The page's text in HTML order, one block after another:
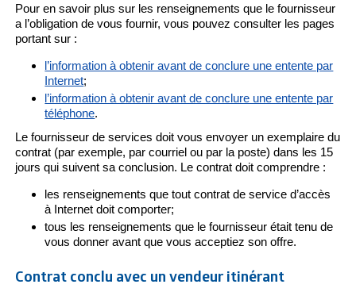
Pour en savoir plus sur les renseignements que le fournisseur
a l’obligation de vous fournir, vous pouvez consulter les pages
portant sur :
l’information à obtenir avant de conclure une entente par
Internet;
l’information à obtenir avant de conclure une entente par
téléphone.
Le fournisseur de services doit vous envoyer un exemplaire du
contrat (par exemple, par courriel ou par la poste) dans les 15
jours qui suivent sa conclusion. Le contrat doit comprendre :
les renseignements que tout contrat de service d’accès
à Internet doit comporter;
tous les renseignements que le fournisseur était tenu de
vous donner avant que vous acceptiez son offre.
Contrat conclu avec un vendeur itinérant